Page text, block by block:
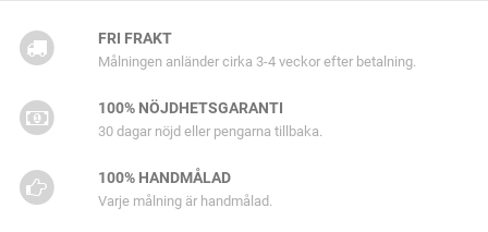
FRI FRAKT
Målningen anländer cirka 3-4 veckor efter betalning.
100% NÖJDHETSGARANTI
30 dagar nöjd eller pengarna tillbaka.
100% HANDMÅLAD
Varje målning är handmålad.